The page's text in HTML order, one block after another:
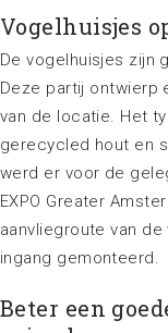
Vogelhuisjes
De vogelhuisjes zijn
Deze partij ontwierp
van de locatie. Het
gerecycled hout en
werd er voor de
EXPO Greater
aanvliegroute van
ingang gemonteerd.
Beter een